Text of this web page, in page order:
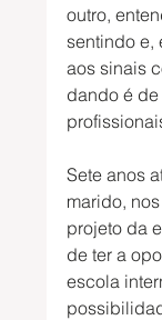
outro,
sentindo e,
aos sinais
dando é
Sete anos
marido,
projeto da
de ter a
escola